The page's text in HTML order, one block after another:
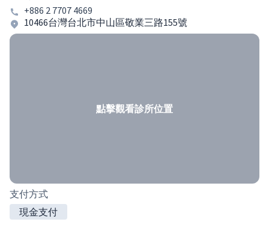
+886 2 7707 4669
10466台灣台北市中山區敬業三路155號
點擊觀看診所位置
支付方式
現金支付